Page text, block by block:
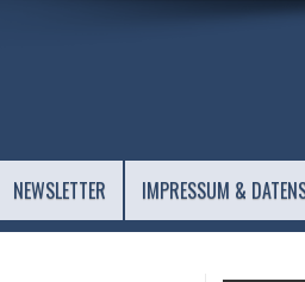
NEWSLETTER IMPRESSUM &